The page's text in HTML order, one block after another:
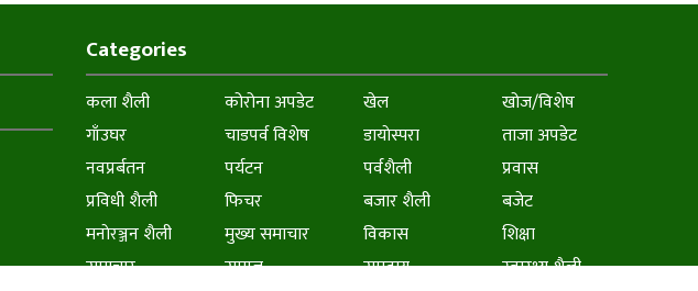
Categories
कला शैली कोरोना अपडेट खेल
खोज/विशेष
गाँउघर
चाडपर्व विशेष डायाेस्परा
ताजा अपडेट
नवप्रर्बतन
पर्यटन पर्वशैली
प्रवास
प्रविधी शैली
फिचर बजार शैली
बजेट
मनाेरञ्जन शैली
मुख्य समाचार विकास
शिक्षा
समाचार
समाज समुदाय
स्वास्थ्य शैली